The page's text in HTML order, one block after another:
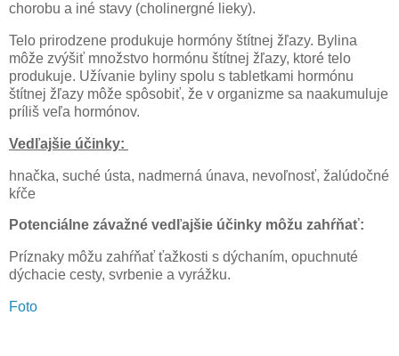
chorobu a iné stavy (cholinergné lieky).
Telo prirodzene produkuje hormóny štítnej žľazy. Bylina
môže zvýšiť množstvo hormónu štítnej žľazy, ktoré telo
produkuje. Užívanie byliny spolu s tabletkami hormónu
štítnej žľazy môže spôsobiť, že v organizme sa naakumuluje
príliš veľa hormónov.
Vedľajšie účinky:
hnačka, suché ústa, nadmerná únava, nevoľnosť, žalúdočné
kŕče
Potenciálne závažné vedľajšie účinky môžu zahŕňať:
Príznaky môžu zahŕňať ťažkosti s dýchaním, opuchnuté
dýchacie cesty, svrbenie a vyrážku.
Foto